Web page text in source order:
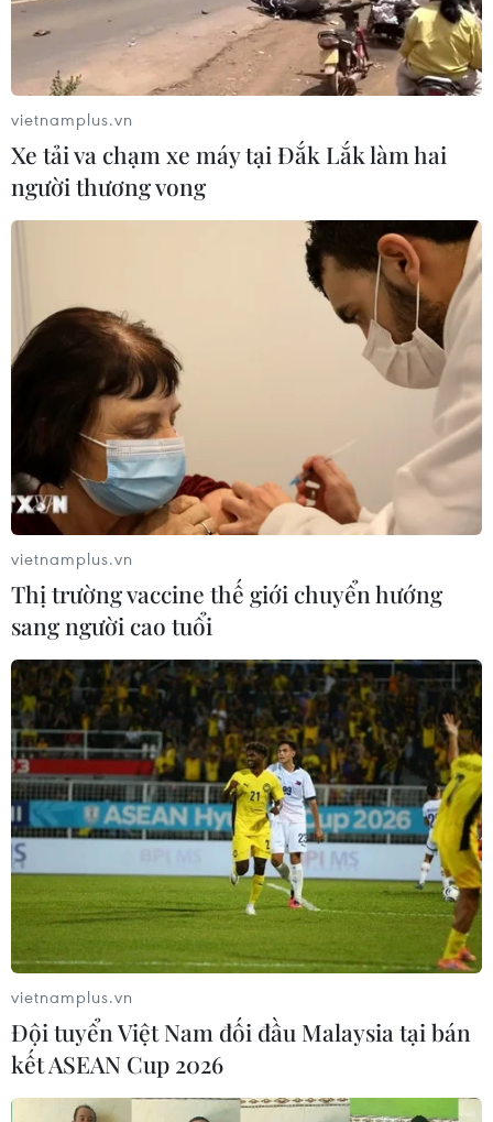
Hiện chính trường Đức chưa có gương mặt nào thực sự
sáng giá để có thể thay thế Thủ tướng Angela Merkel
khi bà rút lui khỏi chính trường.
vietnamplus.vn
Xe tải va chạm xe máy tại Đắk Lắk làm hai
người thương vong
vietnamplus.vn
Thị trường vaccine thế giới chuyển hướng
sang người cao tuổi
vietnamplus.vn
Đội tuyển Việt Nam đối đầu Malaysia tại bán
kết ASEAN Cup 2026